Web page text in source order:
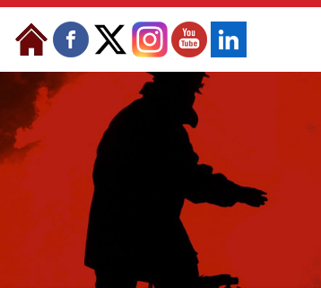
Skip to Content